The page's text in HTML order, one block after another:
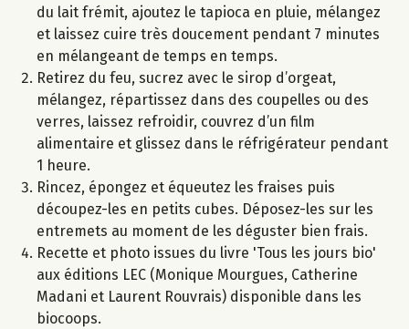
du lait frémit, ajoutez le tapioca en pluie, mélangez
et laissez cuire très doucement pendant 7 minutes
en mélangeant de temps en temps.
Retirez du feu, sucrez avec le sirop d’orgeat,
mélangez, répartissez dans des coupelles ou des
verres, laissez refroidir, couvrez d’un film
alimentaire et glissez dans le réfrigérateur pendant
1 heure.
Rincez, épongez et équeutez les fraises puis
découpez-les en petits cubes. Déposez-les sur les
entremets au moment de les déguster bien frais.
Recette et photo issues du livre 'Tous les jours bio'
aux éditions LEC (Monique Mourgues, Catherine
Madani et Laurent Rouvrais) disponible dans les
biocoops.